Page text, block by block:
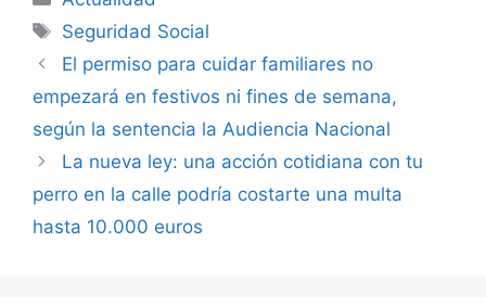
Etiquetas
Seguridad Social
El permiso para cuidar familiares no
empezará en festivos ni fines de semana,
según la sentencia la Audiencia Nacional
La nueva ley: una acción cotidiana con tu
perro en la calle podría costarte una multa
hasta 10.000 euros